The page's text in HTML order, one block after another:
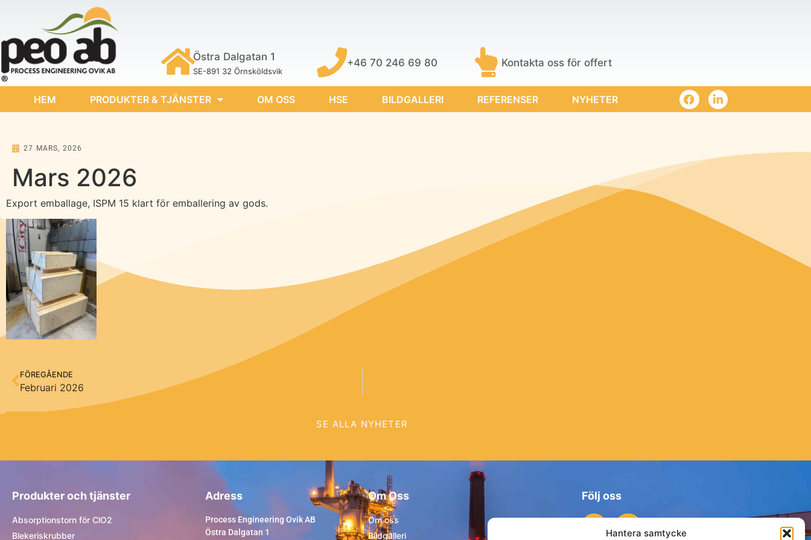
Hantera samtycke
Östra Dalgatan 1
SE-891 32 Örnsköldsvik
+46 70 246 69 80 Kontakta oss för offert
HEM PRODUKTER & TJÄNSTER OM OSS HSE BILDGALLERI REFERENSER NYHETER
27 MARS, 2026
Mars 2026
Export emballage, ISPM 15 klart för emballering av gods.
FÖREGÅENDE
Februari 2026
SE ALLA NYHETER
Produkter och tjänster
Absorptionstorn för ClO2
Blekeriskrubber
Adress
Process Engineering Ovik AB
Östra Dalgatan 1
Om Oss
Om oss
Bildgalleri
Följ oss